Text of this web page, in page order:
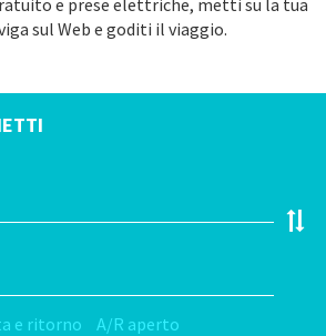
sul Web e goditi il viaggio.
e ritorno A/R aperto